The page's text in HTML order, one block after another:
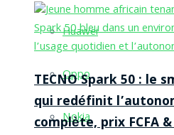
Huawei
Oppo
Nokia
TECNO Spark 50 : le
qui redéfinit
complète, prix FCFA